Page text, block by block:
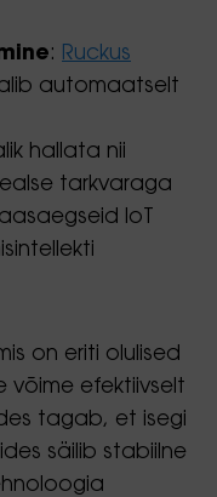
: Ruckus
automaatselt
hallata nii
tarkvaraga
IoT
on eriti olulised
võime efektiivselt
tagab, et isegi
säilib stabiilne